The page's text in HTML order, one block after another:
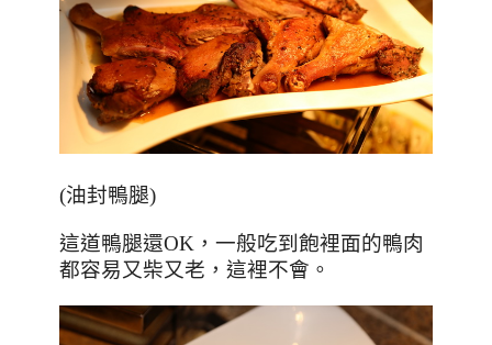
(油封鴨腿)
這道鴨腿還OK ，一般吃到飽裡面的鴨肉
都容易又柴又老，這裡不會。